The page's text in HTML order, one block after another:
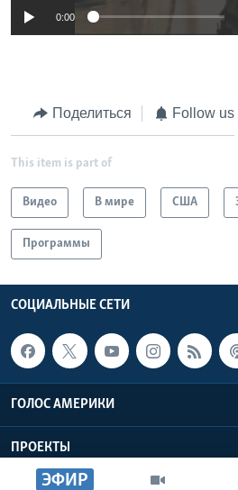
ЭФИР
0:00
Поделиться Follow us
This item is part of
Видео В мире США
Программы
СОЦИАЛЬНЫЕ СЕТИ
ГОЛОС АМЕРИКИ
ПРОЕКТЫ